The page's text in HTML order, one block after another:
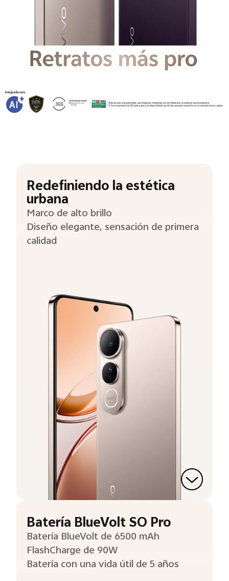
Redefiniendo la estética
urbana
Marco de alto brillo
Diseño elegante, sensación de primera
calidad
Batería BlueVolt SO Pro
Batería BlueVolt de 6500 mAh
FlashCharge de 90W
Batería con una vida útil de 5 años